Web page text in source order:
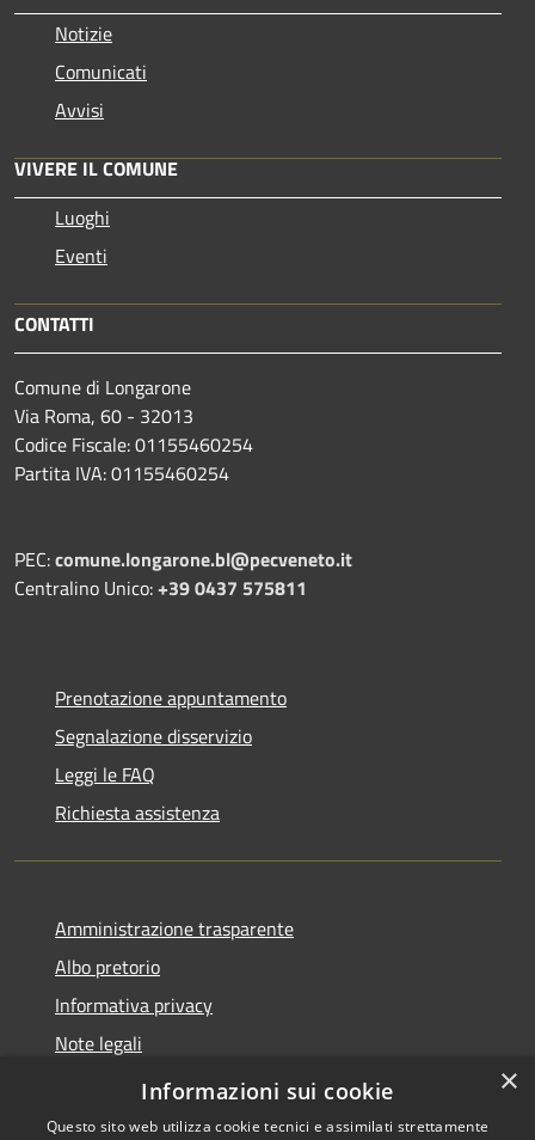
Notizie
Comunicati
Avvisi
VIVERE IL COMUNE
Luoghi
Eventi
CONTATTI
Comune di Longarone
Via Roma, 60 - 32013
Codice Fiscale: 01155460254
Partita IVA: 01155460254
PEC:comune.longarone.bl@pecveneto.it
Centralino Unico:+39 0437 575811
Prenotazione appuntamento
Segnalazione disservizio
Leggi le FAQ
Richiesta assistenza
Amministrazione trasparente
Albo pretorio
Informativa privacy
Note legali
Dichiarazione di accessibilità
×
Informazioni sui cookie
Questo sito web utilizza cookie tecnici e assimilati strettamente